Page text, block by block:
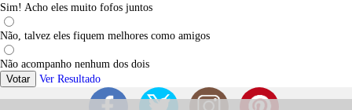
Sim! Acho eles muito fofos juntos
Não, talvez eles fiquem melhores como amigos
Não acompanho nenhum dos dois
Votar
Ver Resultado